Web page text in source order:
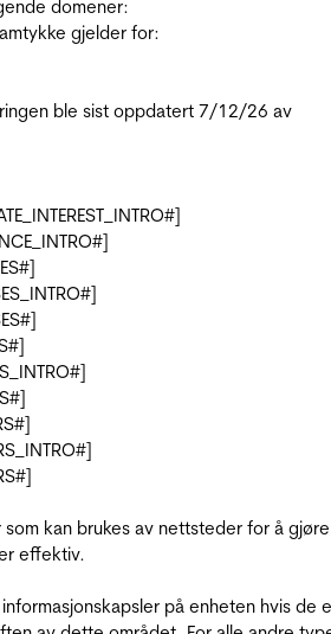
domener:
gjelder for:
ble sist oppdatert 7/12/26 av
kan brukes av nettsteder for å gjøre
effektiv.
på enheten hvis de